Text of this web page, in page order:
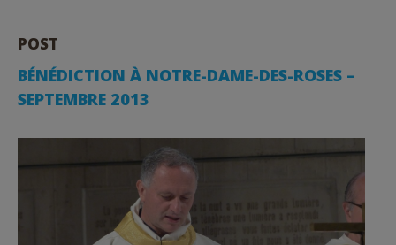
POST
BÉNÉDICTION À NOTRE-DAME-DES-ROSES –
SEPTEMBRE 2013